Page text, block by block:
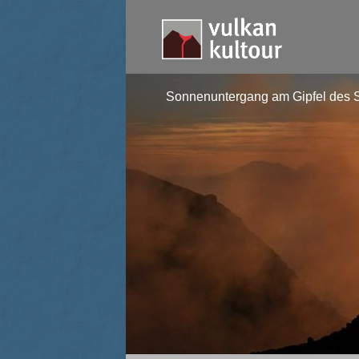
Sonnenuntergang am Gipfel des